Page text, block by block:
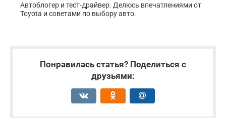
Автоблогер и тест-драйвер. Делюсь впечатлениями от
Toyota и советами по выбору авто.
Понравилась статья? Поделиться с
друзьями: